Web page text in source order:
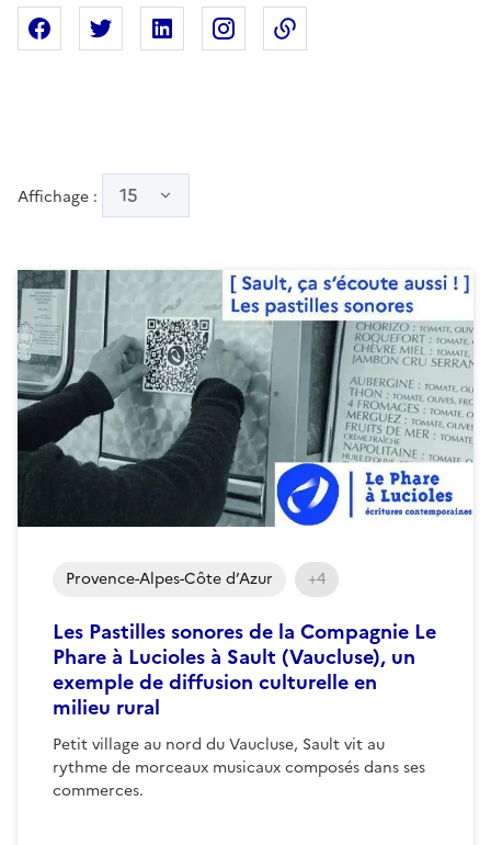
Partager sur Facebook
Partager sur XPartager sur Linkedin
Partager sur Instagram
Affichage : 15
Les Pastilles sonores de la Compagnie Le
Phare à Lucioles à Sault (Vaucluse), un
exemple de diffusion culturelle en
milieu rural
Petit village au nord du Vaucluse, Sault vit au
rythme de morceaux musicaux composés dans ses
commerces.
Provence-Alpes-Côte d’Azur +4